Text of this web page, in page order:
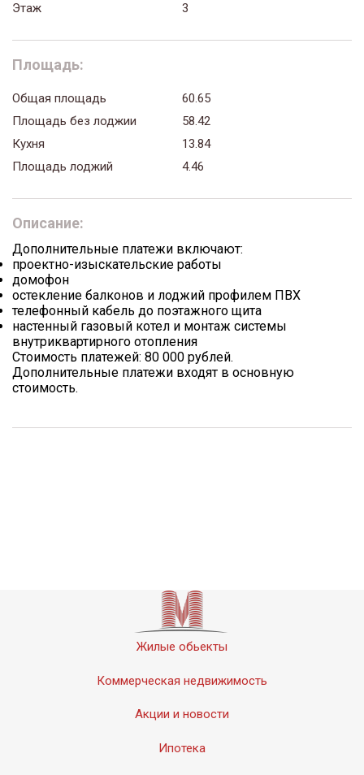
Этаж
3
Площадь:
Общая площадь
60.65
Площадь без лоджии
58.42
Кухня
13.84
Площадь лоджий
4.46
Описание:
Дополнительные платежи включают:
проектно-изыскательские работы
домофон
остекление балконов и лоджий профилем ПВХ
телефонный кабель до поэтажного щита
настенный газовый котел и монтаж системы
внутриквартирного отопления
Стоимость платежей: 80 000 рублей.
Дополнительные платежи входят в основную
стоимость.
Жилые обьекты
Коммерческая недвижимость
Акции и новости
Ипотека